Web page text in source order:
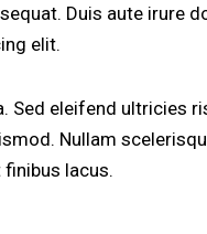
Duis aute irure
elit.
Sed eleifend ultricies
Nullam
lacus.